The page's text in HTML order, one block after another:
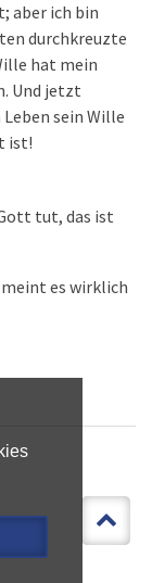
aber ich bin
durchkreuzte
hat mein
Und jetzt
sein Wille
ist!
tut, das ist
es wirklich